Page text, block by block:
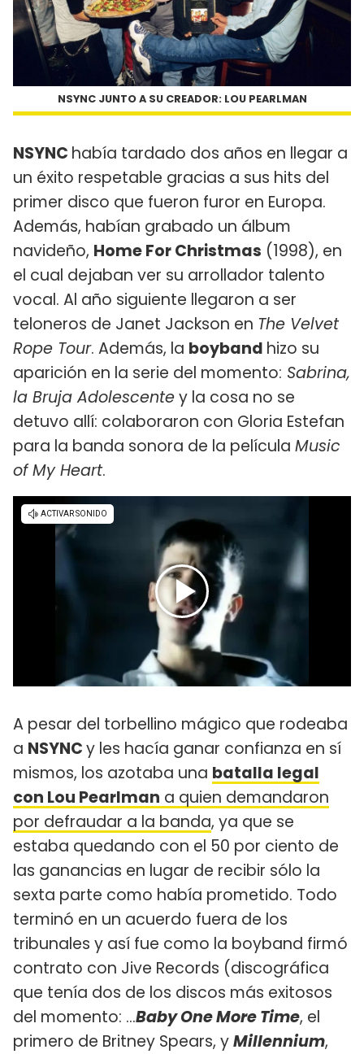
NSYNC JUNTO A SU CREADOR: LOU PEARLMAN
NSYNC había tardado dos años en llegar a
un éxito respetable gracias a sus hits del
primer disco que fueron furor en Europa.
Además, habían grabado un álbum
navideño, Home For Christmas (1998), en
el cual dejaban ver su arrollador talento
vocal. Al año siguiente llegaron a ser
teloneros de Janet Jackson en The Velvet
Rope Tour. Además, la boyband hizo su
aparición en la serie del momento: Sabrina,
la Bruja Adolescentey la cosa no se
detuvo allí: colaboraron con Gloria Estefan
para la banda sonora de la película Music
of My Heart.
A pesar del torbellino mágico que rodeaba
a NSYNCy les hacía ganar confianza en sí
mismos, los azotaba una batalla legal
con Lou Pearlman a quien demandaron
por defraudar a la banda, ya que se
estaba quedando con el 50 por ciento de
las ganancias en lugar de recibir sólo la
sexta parte como había prometido. Todo
terminó en un acuerdo fuera de los
tribunales y así fue como la boyband firmó
contrato con Jive Records (discográfica
que tenía dos de los discos más exitosos
del momento: …Baby One More Time, el
primero de Britney Spears, yMillennium,